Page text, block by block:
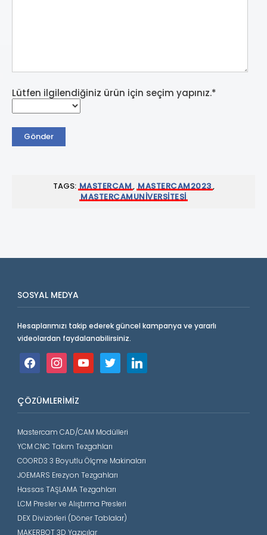
Lütfen ilgilendiğiniz ürün için seçim yapınız.*
TAGS: MASTERCAM, MASTERCAM2023,
MASTERCAMUNIVERSITESI
SOSYAL MEDYA
Hesaplarımızı takip ederek güncel kampanya ve yararlı
videolardan faydalanabilirsiniz.
facebookinstagramyoutube twitter linkedin
ÇÖZÜMLERIMIZ
Mastercam CAD/CAM Modülleri
YCM CNC Takım Tezgahları
COORD3 3 Boyutlu Ölçme Makinaları
JOEMARS Erezyon Tezgahları
Hassas TAŞLAMA Tezgahları
LCM Presler ve Alıştırma Presleri
DEX Divizörleri (Döner Tablalar)
MAKERBOT 3D Yazıcılar